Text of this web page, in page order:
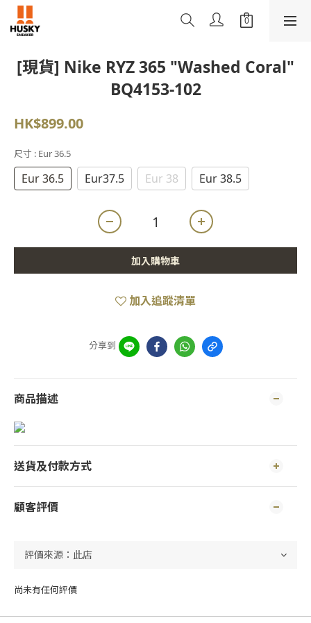
[現貨] Nike RYZ 365 "Washed Coral"
BQ4153-102
HK$899.00
尺寸 : Eur 36.5
Eur 36.5 Eur37.5 Eur 38 Eur 38.5
加入購物車
加入追蹤清單
分享到
商品描述
送貨及付款方式
顧客評價
尚未有任何評價